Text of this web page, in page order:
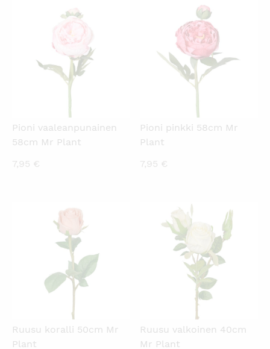
KATSO PIKANÄKYMÄ
Pioni vaaleanpunainen
58cm Mr Plant
7,95 €
KATSO PIKANÄKYMÄ
Pioni pinkki 58cm Mr
Plant
7,95 €
Ruusu koralli 50cm Mr
Plant
KATSO PIKANÄKYMÄ
Ruusu valkoinen 40cm
Mr Plant